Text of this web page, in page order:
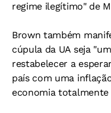
regime ilegítimo" de
Brown também
cúpula da UA seja
restabelecer a
país com uma
economia totalmente